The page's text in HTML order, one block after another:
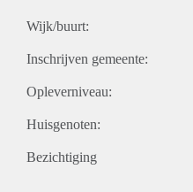
Wijk/buurt:
Inschrijven gemeente:
Opleverniveau:
Huisgenoten:
Bezichtiging